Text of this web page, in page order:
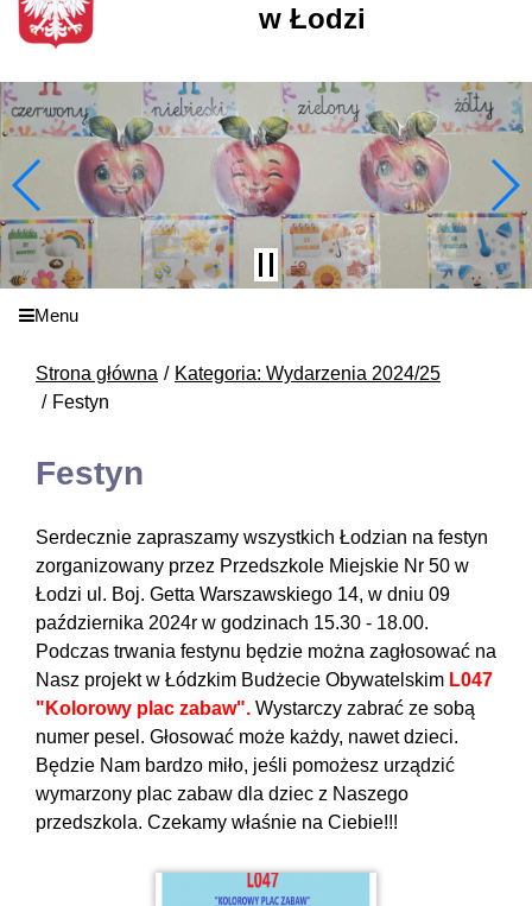
w Łodzi
Menu
Strona główna
Kategoria: Wydarzenia 2024/25
Festyn
Festyn
Serdecznie zapraszamy wszystkich Łodzian na festyn
zorganizowany przez Przedszkole Miejskie Nr 50 w
Łodzi ul. Boj. Getta Warszawskiego 14, w dniu 09
października 2024r w godzinach 15.30 - 18.00.
Podczas trwania festynu będzie można zagłosować na
Nasz projekt w Łódzkim Budżecie Obywatelskim L047
"Kolorowy plac zabaw". Wystarczy zabrać ze sobą
numer pesel. Głosować może każdy, nawet dzieci.
Będzie Nam bardzo miło, jeśli pomożesz urządzić
wymarzony plac zabaw dla dziec z Naszego
przedszkola. Czekamy właśnie na Ciebie!!!